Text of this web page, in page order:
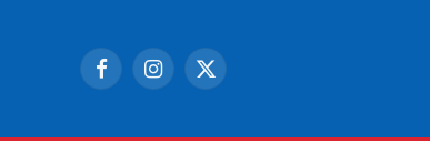
FacebookInstagram
X